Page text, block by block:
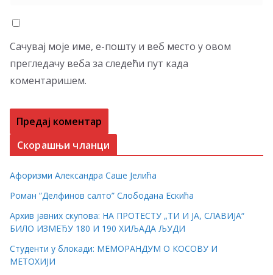
Сачувај моје име, е-пошту и веб место у овом
прегледачу веба за следећи пут када
коментаришем.
Скорашњи чланци
Афоризми Александра Саше Јелића
Роман ”Делфинов салто” Слободана Ескића
Архив јавних скупова: НА ПРОТЕСТУ „ТИ И ЈА, СЛАВИЈА“
БИЛО ИЗМЕЂУ 180 И 190 ХИЉАДА ЉУДИ
Студенти у блокади: МЕМОРАНДУМ О КОСОВУ И
МЕТОХИЈИ